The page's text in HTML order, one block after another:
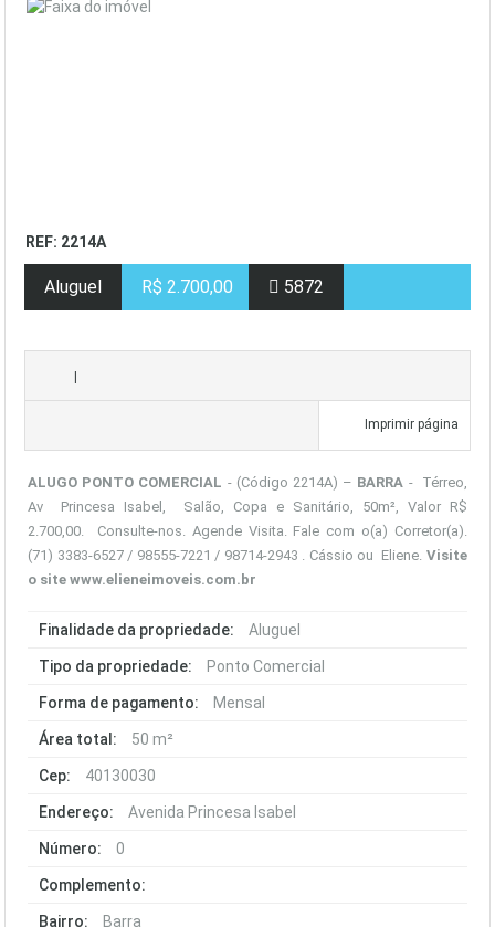
REF: 2214A
Aluguel R$ 2.700,00 5872
|
Imprimir página
ALUGO PONTO COMERCIAL - (Código 2214A) – BARRA - Térreo,
Av Princesa Isabel, Salão, Copa e Sanitário, 50m², Valor R$
2.700,00. Consulte-nos. Agende Visita. Fale com o(a) Corretor(a).
(71) 3383-6527 / 98555-7221 / 98714-2943 . Cássio ou Eliene. Visite
o site www.elieneimoveis.com.br
Finalidade da propriedade: Aluguel
Tipo da propriedade: Ponto Comercial
Forma de pagamento: Mensal
Área total: 50 m²
Cep: 40130030
Endereço: Avenida Princesa Isabel
Número: 0
Complemento:
Bairro: Barra